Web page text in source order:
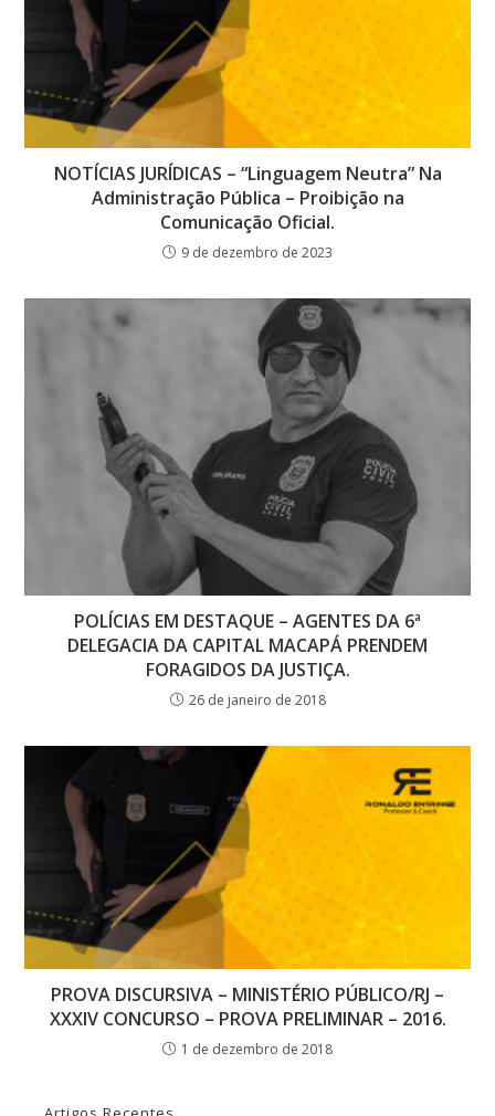
NOTÍCIAS JURÍDICAS – “Linguagem Neutra” Na
Administração Pública – Proibição na
Comunicação Oficial.
9 de dezembro de 2023
POLÍCIAS EM DESTAQUE – AGENTES DA 6ª
DELEGACIA DA CAPITAL MACAPÁ PRENDEM
FORAGIDOS DA JUSTIÇA.
26 de janeiro de 2018
PROVA DISCURSIVA – MINISTÉRIO PÚBLICO/RJ –
XXXIV CONCURSO – PROVA PRELIMINAR – 2016.
1 de dezembro de 2018